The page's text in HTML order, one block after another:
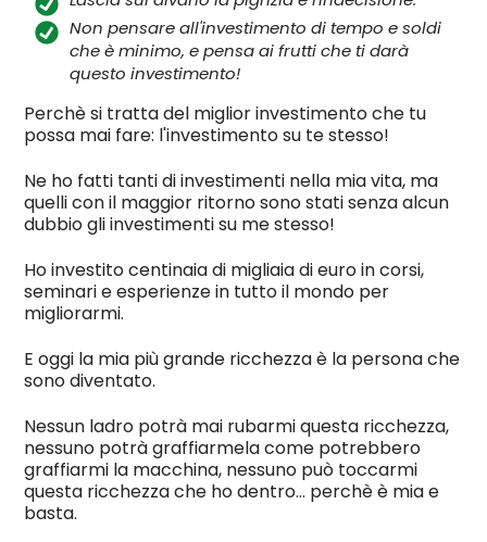
Non pensare all'investimento di tempo e soldi
che è minimo, e pensa ai frutti che ti darà
questo investimento!
Perchè si tratta del miglior investimento che tu
possa mai fare: l'investimento su te stesso!
Ne ho fatti tanti di investimenti nella mia vita, ma
quelli con il maggior ritorno sono stati senza alcun
dubbio gli investimenti su me stesso!
Ho investito centinaia di migliaia di euro in corsi,
seminari e esperienze in tutto il mondo per
migliorarmi.
E oggi la mia più grande ricchezza è la persona che
sono diventato.
Nessun ladro potrà mai rubarmi questa ricchezza,
nessuno potrà graffiarmela come potrebbero
graffiarmi la macchina, nessuno può toccarmi
questa ricchezza che ho dentro... perchè è mia e
basta.